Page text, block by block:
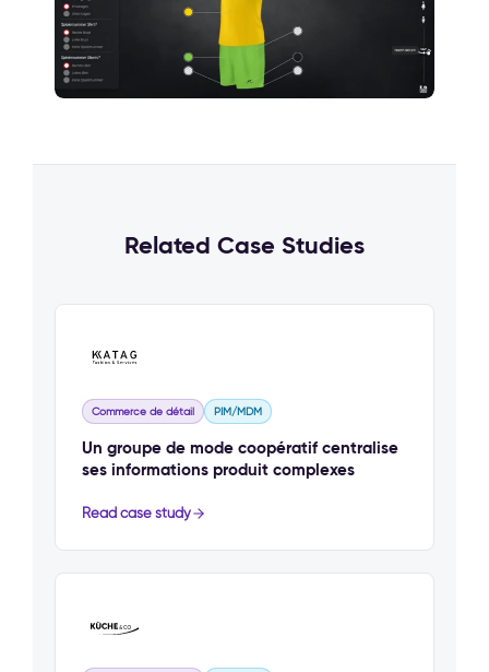
Related Case Studies
Commerce de détail PIM/MDM
Un groupe de mode coopératif centralise
ses informations produit complexes
Read case study